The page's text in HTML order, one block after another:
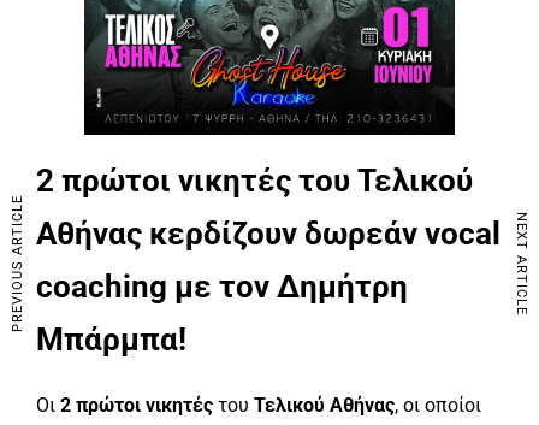
2 πρώτοι νικητές του Τελικού
Αθήνας κερδίζουν δωρεάν vocal
coaching με τον Δημήτρη
Μπάρμπα!
Οι 2 πρώτοι νικητές του Τελικού Αθήνας, οι οποίοι
PREVIOUS ARTICLE NEXT ARTICLE